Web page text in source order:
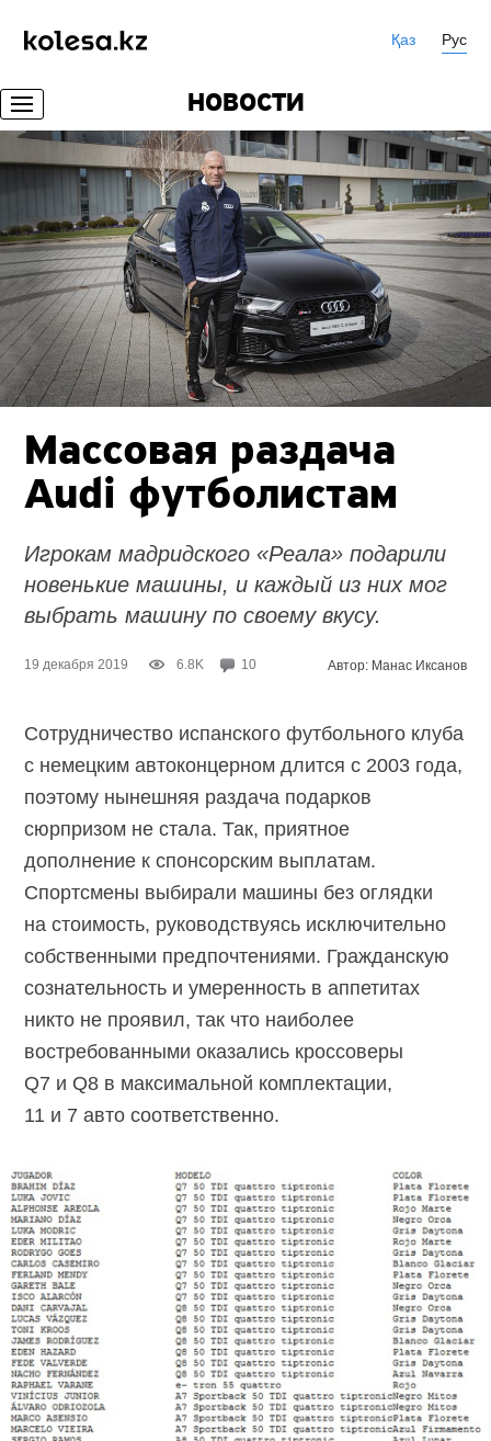
Қаз Рус
НОВОСТИ
Массовая раздача
Audi футболистам
Игрокам мадридского «Реала» подарили
новенькие машины, и каждый из них мог
выбрать машину по своему вкусу.
19 декабря 2019 6.8K 10 Автор: Манас Иксанов
Сотрудничество испанского футбольного клуба
с немецким автоконцерном длится с 2003 года,
поэтому нынешняя раздача подарков
сюрпризом не стала. Так, приятное
дополнение к спонсорским выплатам.
Спортсмены выбирали машины без оглядки
на стоимость, руководствуясь исключительно
собственными предпочтениями. Гражданскую
сознательность и умеренность в аппетитах
никто не проявил, так что наиболее
востребованными оказались кроссоверы
Q7 и Q8 в максимальной комплектации,
11 и 7 авто соответственно.